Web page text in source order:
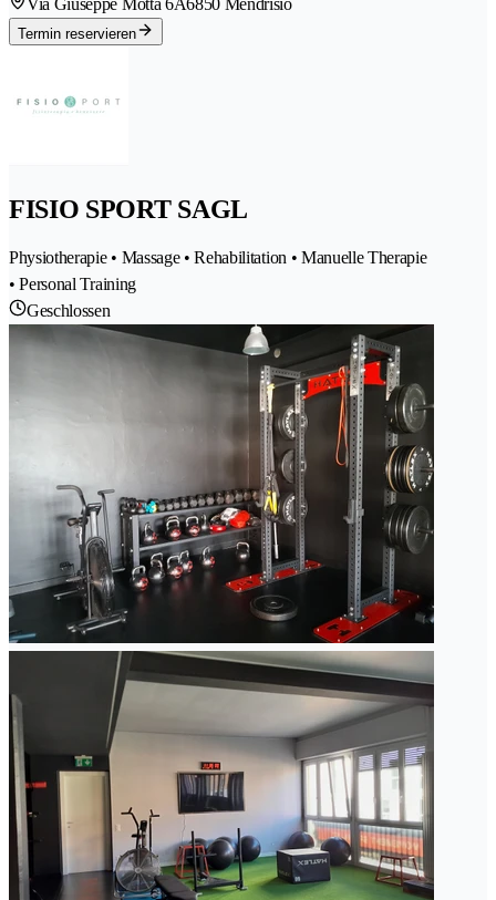
Via Giuseppe Motta 6A6850 Mendrisio
Termin reservieren
FISIO SPORT SAGL
Physiotherapie • Massage • Rehabilitation • Manuelle Therapie
• Personal Training
Geschlossen